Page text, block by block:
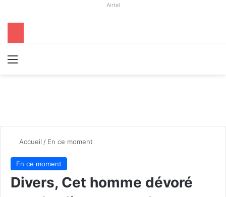
Airtel
Accueil / En ce moment
En ce moment
Divers, Cet homme dévoré